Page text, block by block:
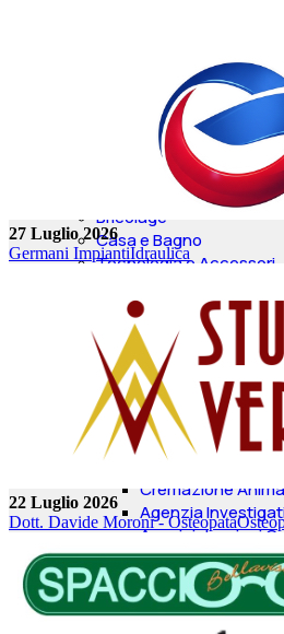
Bomboniere
Consulente Immagine
Regalistica
Abiti da Sposa
Attrezzature Sportive
Depuratori Acqua
Bricolage
Casa e Bagno
Tecnologia e Accessori
Piante e Fiori
Animali
Servizi
PROFESSIONISTI
Agenzie CAF
Disinfestazioni
Asili Animali
SPID-PEC-CNS
Cremazione
Agenzia
Amministrazioni
Servizi di
Colf e Badanti
Servizi
27 Luglio 2026
Germani ImpiantiIdraulica
22 Luglio 2026
Dott. Davide Moroni - Osteopata